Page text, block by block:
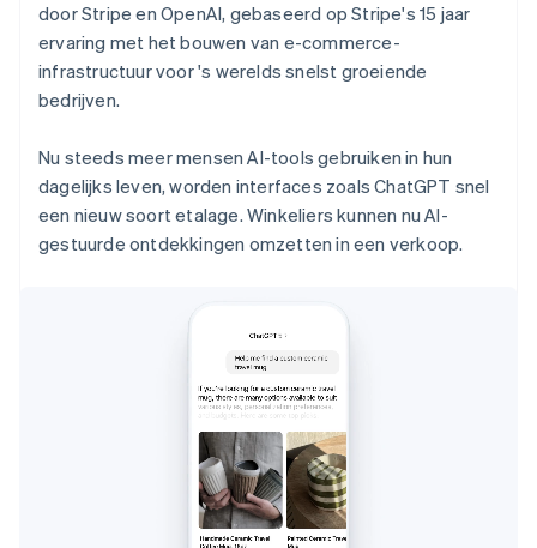
door Stripe en OpenAI, gebaseerd op Stripe's 15 jaar
ervaring met het bouwen van e-commerce-
infrastructuur voor 's werelds snelst groeiende
bedrijven.
Nu steeds meer mensen AI-tools gebruiken in hun
dagelijks leven, worden interfaces zoals ChatGPT snel
een nieuw soort etalage. Winkeliers kunnen nu AI-
gestuurde ontdekkingen omzetten in een verkoop.